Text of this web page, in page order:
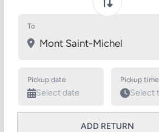
Swap pickup and destination
To
Mont Saint-Michel
Pickup date Pickup time
ADD RETURN